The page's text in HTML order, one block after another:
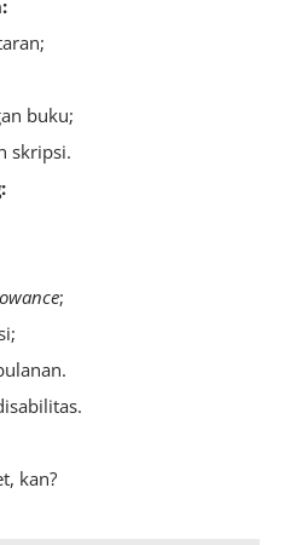
buku;
skripsi.
;
kan?